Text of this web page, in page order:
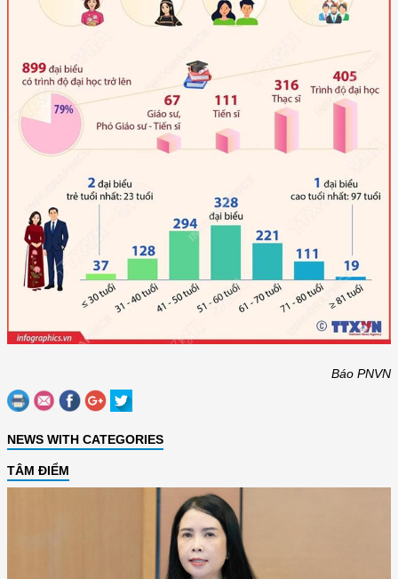
Báo PNVN
NEWS WITH CATEGORIES
TÂM ĐIỂM